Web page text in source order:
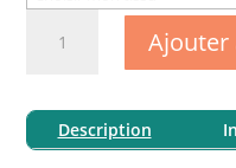
papillon
Ajouter
Description